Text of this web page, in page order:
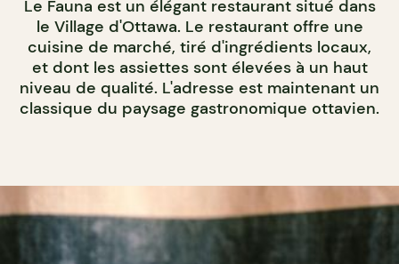
Le Fauna est un élégant restaurant situé dans
le Village d'Ottawa. Le restaurant offre une
cuisine de marché, tiré d'ingrédients locaux,
et dont les assiettes sont élevées à un haut
niveau de qualité. L'adresse est maintenant un
classique du paysage gastronomique ottavien.